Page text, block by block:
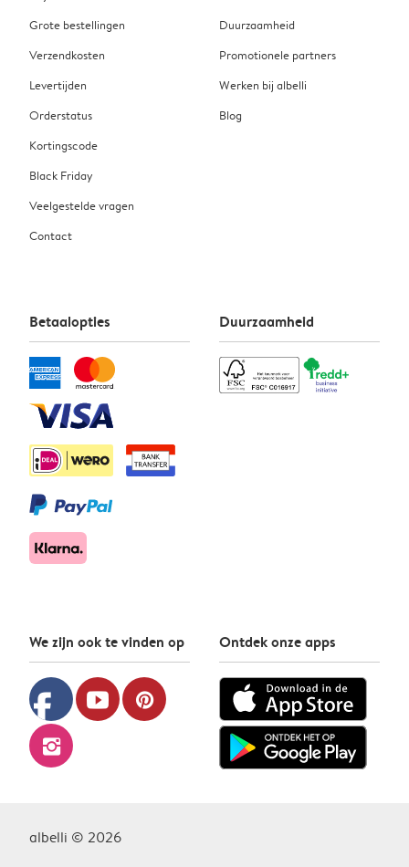
Grote bestellingen
Verzendkosten
Levertijden
Orderstatus
Kortingscode
Black Friday
Veelgestelde vragen
Contact
Duurzaamheid
Promotionele partners
Werken bij albelli
Blog
Betaalopties Duurzaamheid
We zijn ook te vinden op
facebook youtube pinterest
instagram
Ontdek onze apps
albelli © 2026